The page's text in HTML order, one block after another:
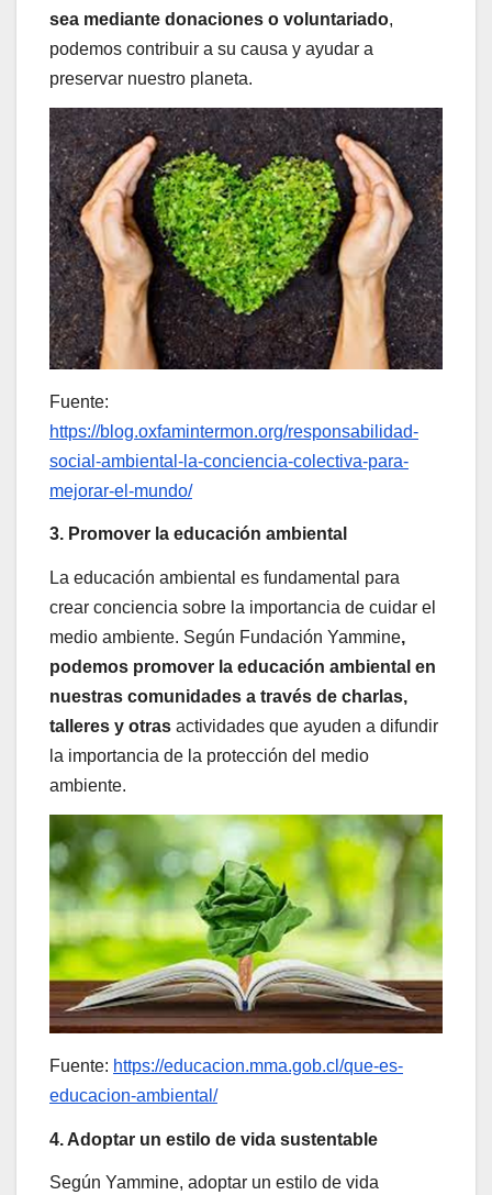
sea mediante donaciones o voluntariado,
podemos contribuir a su causa y ayudar a
preservar nuestro planeta.
Fuente:
https://blog.oxfamintermon.org/responsabilidad-
social-ambiental-la-conciencia-colectiva-para-
mejorar-el-mundo/
3. Promover la educación ambiental
La educación ambiental es fundamental para
crear conciencia sobre la importancia de cuidar el
medio ambiente. Según Fundación Yammine,
podemos promover la educación ambiental en
nuestras comunidades a través de charlas,
talleres y otras actividades que ayuden a difundir
la importancia de la protección del medio
ambiente.
Fuente: https://educacion.mma.gob.cl/que-es-
educacion-ambiental/
4. Adoptar un estilo de vida sustentable
Según Yammine, adoptar un estilo de vida